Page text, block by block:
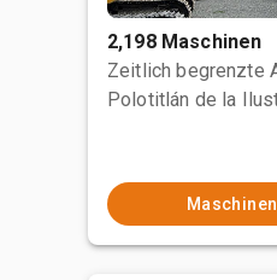
2,198 Maschinen
Zeitlich begrenzte